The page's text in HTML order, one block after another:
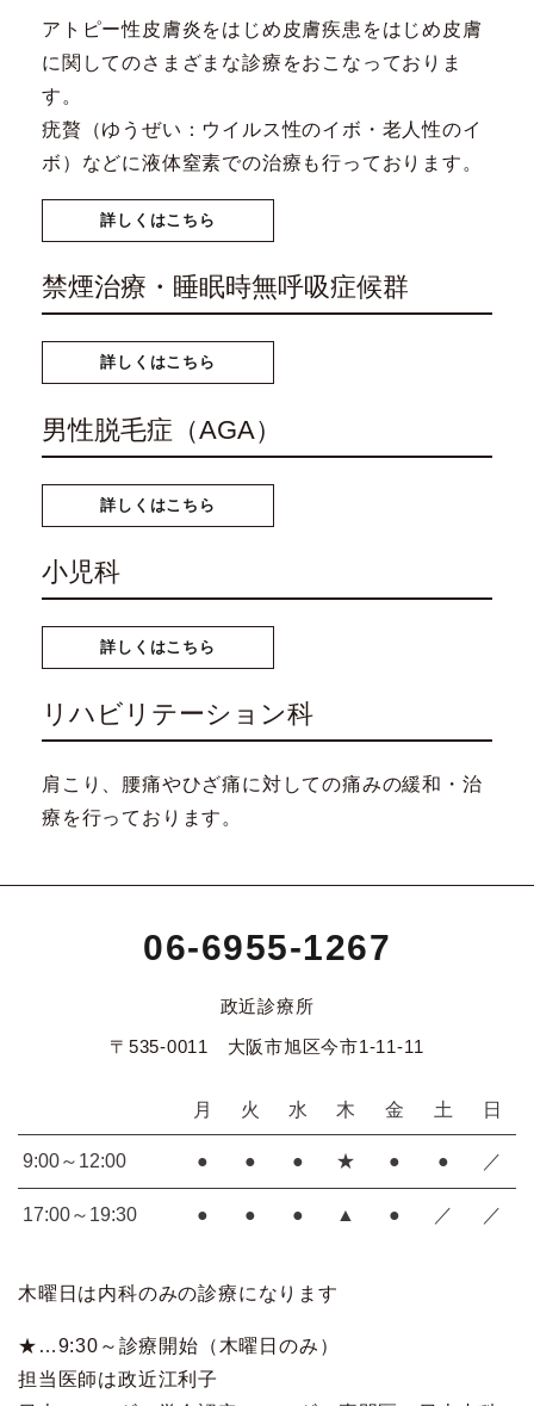
アトピー性皮膚炎をはじめ皮膚疾患をはじめ皮膚
に関してのさまざまな診療をおこなっておりま
す。
疣贅（ゆうぜい：ウイルス性のイボ・老人性のイ
ボ）などに液体窒素での治療も行っております。
詳しくはこちら
禁煙治療・睡眠時無呼吸症候群
詳しくはこちら
男性脱毛症（AGA）
詳しくはこちら
小児科
詳しくはこちら
リハビリテーション科
肩こり、腰痛やひざ痛に対しての痛みの緩和・治
療を行っております。
06-6955-1267
政近診療所
〒535-0011 大阪市旭区今市1-11-11
月 火 水 木 金 土 日
9:00～12:00 ● ● ● ★ ● ● ／
17:00～19:30 ● ● ● ▲ ● ／ ／
木曜日は内科のみの診療になります
★…9:30～診療開始（木曜日のみ）
担当医師は政近江利子